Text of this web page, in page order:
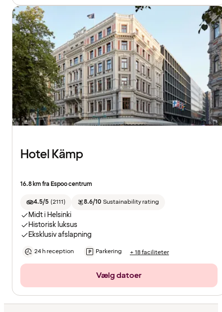
Hotel Kämp
16.8 km fra Espoo centrum
4.5/5 (2111) 8.6/10 Sustainability rating
Midt i Helsinki
Historisk luksus
Eksklusiv afslapning
24 h reception Parkering + 18 faciliteter
Vælg datoer